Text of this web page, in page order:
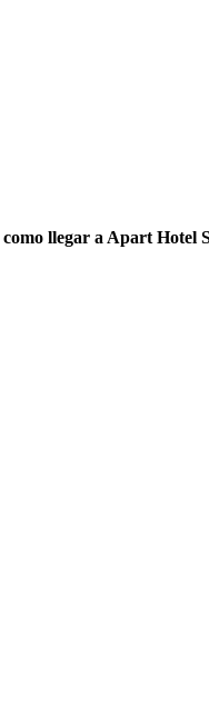
como llegar a Apart Hotel